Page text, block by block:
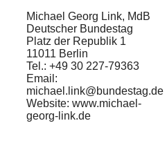
Michael Georg Link, MdB
Deutscher Bundestag
Platz der Republik 1
11011 Berlin
Tel.: +49 30 227-79363
Email:
michael.link@bundestag.de
Website: www.michael-
georg-link.de